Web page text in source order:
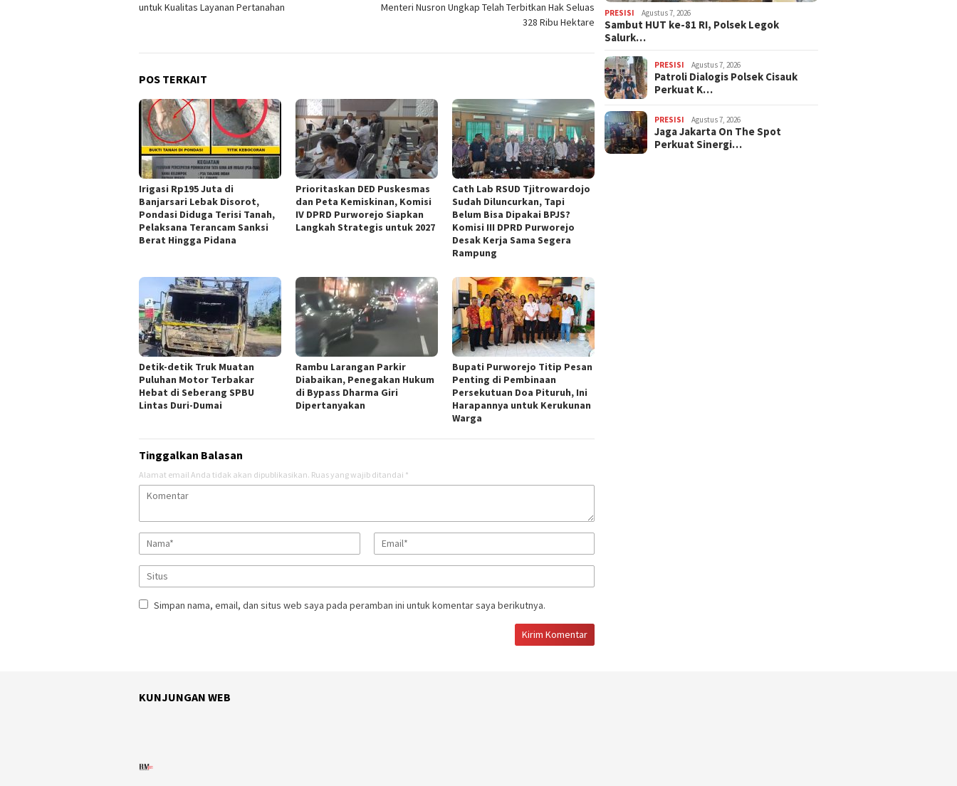
untuk Kualitas Layanan Pertanahan
Menteri Nusron Ungkap Telah Terbitkan Hak Seluas
328 Ribu Hektare
POS TERKAIT
Irigasi Rp195 Juta di
Banjarsari Lebak Disorot,
Pondasi Diduga Terisi Tanah,
Pelaksana Terancam Sanksi
Berat Hingga Pidana
‎Prioritaskan DED Puskesmas
dan Peta Kemiskinan, Komisi
IV DPRD Purworejo Siapkan
Langkah Strategis untuk 2027 ‎
‎Cath Lab RSUD Tjitrowardojo
Sudah Diluncurkan, Tapi
Belum Bisa Dipakai BPJS?
Komisi III DPRD Purworejo
Desak Kerja Sama Segera
Rampung
Detik-detik Truk Muatan
Puluhan Motor Terbakar
Hebat di Seberang SPBU
Lintas Duri-Dumai
Rambu Larangan Parkir
Diabaikan, Penegakan Hukum
di Bypass Dharma Giri
Dipertanyakan
Bupati Purworejo Titip Pesan
Penting di Pembinaan
Persekutuan Doa Pituruh, Ini
Harapannya untuk Kerukunan
Warga
Tinggalkan Balasan
Alamat email Anda tidak akan dipublikasikan. Ruas yang wajib ditandai *
Simpan nama, email, dan situs web saya pada peramban ini untuk komentar saya berikutnya.
PRESISI Agustus 7, 2026
Sambut HUT ke-81 RI, Polsek Legok
Salurk…
PRESISI Agustus 7, 2026
Patroli Dialogis Polsek Cisauk
Perkuat K…
PRESISI Agustus 7, 2026
Jaga Jakarta On The Spot
Perkuat Sinergi…
KUNJUNGAN WEB